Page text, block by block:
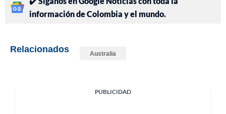
información de Colombia y el mundo.
Relacionados Australia
PUBLICIDAD